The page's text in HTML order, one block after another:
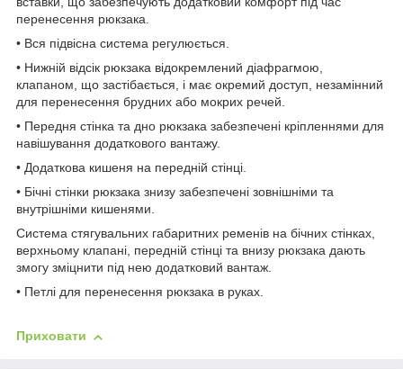
перенесення рюкзака.
• Вся підвісна система регулюється.
• Нижній відсік рюкзака відокремлений діафрагмою,
клапаном, що застібається, і має окремий доступ, незамінний
для перенесення брудних або мокрих речей.
• Передня стінка та дно рюкзака забезпечені кріпленнями для
навішування додаткового вантажу.
• Додаткова кишеня на передній стінці.
• Бічні стінки рюкзака знизу забезпечені зовнішніми та
внутрішніми кишенями.
Система стягувальних габаритних ременів на бічних стінках,
верхньому клапані, передній стінці та внизу рюкзака дають
змогу зміцнити під нею додатковий вантаж.
• Петлі для перенесення рюкзака в руках.
Приховати